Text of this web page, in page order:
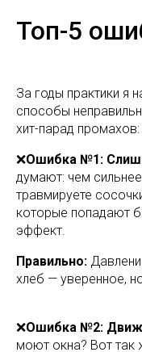
Топ-5
За годы практики я
способы
хит-парад промахов:
❌Ошибка №1:
думают: чем
травмируете
которые попадают
эффект.
Правильно:
хлеб — уверенное,
❌Ошибка №2:
моют окна? Вот так